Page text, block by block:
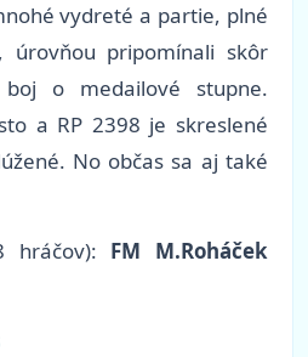
vydreté a partie, plné
úrovňou pripomínali skôr
o medailové stupne.
a RP 2398 je skreslené
No občas sa aj také
hráčov): FM M.Roháček